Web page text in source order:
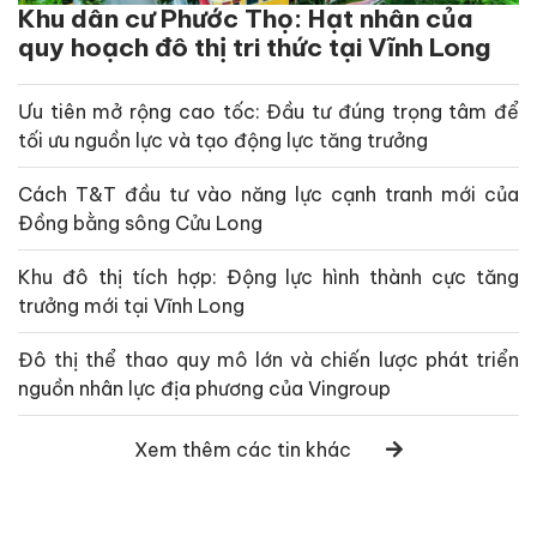
Khu dân cư Phước Thọ: Hạt nhân của
quy hoạch đô thị tri thức tại Vĩnh Long
Ưu tiên mở rộng cao tốc: Đầu tư đúng trọng tâm để
tối ưu nguồn lực và tạo động lực tăng trưởng
Cách T&T đầu tư vào năng lực cạnh tranh mới của
Đồng bằng sông Cửu Long
Khu đô thị tích hợp: Động lực hình thành cực tăng
trưởng mới tại Vĩnh Long
Đô thị thể thao quy mô lớn và chiến lược phát triển
nguồn nhân lực địa phương của Vingroup
Xem thêm các tin khác